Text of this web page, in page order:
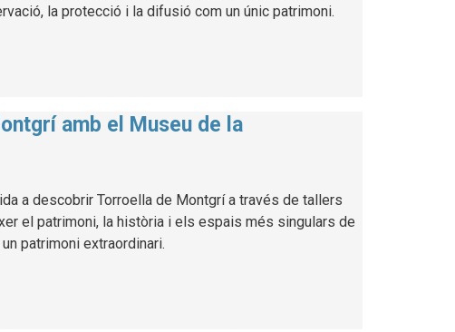
la protecció i la difusió com un únic patrimoni.
amb el Museu de la
a descobrir Torroella de Montgrí a través de tallers
el patrimoni, la història i els espais més singulars de
patrimoni extraordinari.